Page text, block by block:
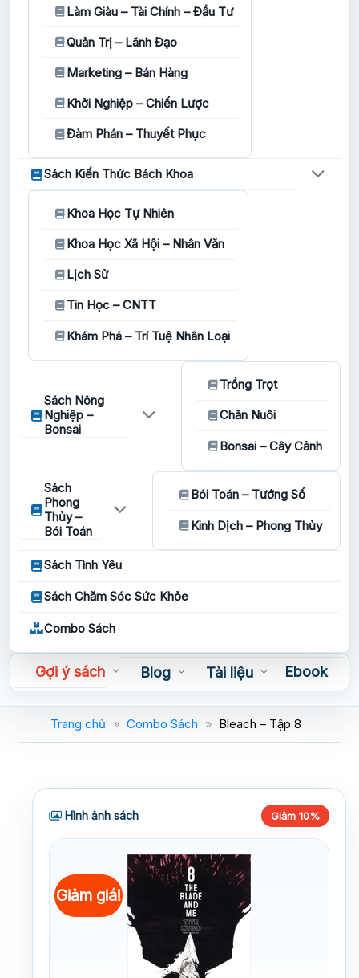
Làm Giàu – Tài Chính – Đầu Tư
Quản Trị – Lãnh Đạo
Marketing – Bán Hàng
Khởi Nghiệp – Chiến Lược
Đàm Phán – Thuyết Phục
Sách Kiến Thức Bách Khoa
Khoa Học Tự Nhiên
Khoa Học Xã Hội – Nhân Văn
Lịch Sử
Tin Học – CNTT
Khám Phá – Trí Tuệ Nhân Loại
Sách Nông
Nghiệp –
Bonsai
Trồng Trọt
Chăn Nuôi
Bonsai – Cây Cảnh
Sách
Phong
Thủy –
Bói Toán
Bói Toán – Tướng Số
Kinh Dịch – Phong Thủy
Sách Tình Yêu
Sách Chăm Sóc Sức Khỏe
Combo Sách
Gợi ý sách Blog Tài liệu
Ebook
Sách nói
Trang chủ » Combo Sách » Bleach – Tập 8
Hình ảnh sách Giảm 10%
Giảm giá!